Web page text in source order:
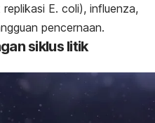
E. coli), influenza,
pencernaan.
siklus litik